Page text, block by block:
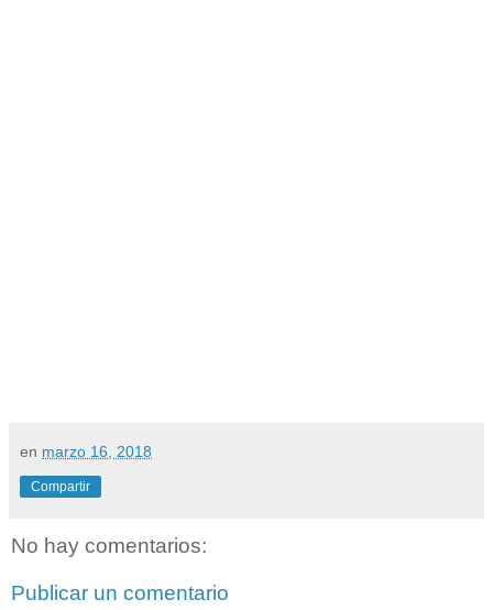
en marzo 16, 2018
Compartir
No hay comentarios:
Publicar un comentario